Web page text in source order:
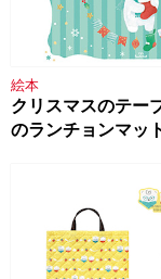
絵本
クリスマスのテー
のランチョンマッ